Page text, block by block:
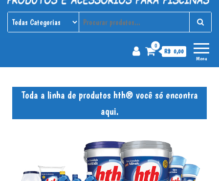
Piscinas do PortoProdutos e acessórios para
Menu
0
R$ 0,00
Toda a linha de produtos hth® você só encontra
aqui.